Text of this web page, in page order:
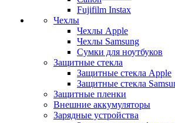
Fujifilm Instax
Чехлы
Чехлы Apple
Чехлы Samsung
Сумки для ноутбуков
Защитные стекла
Защитные стекла Apple
Защитные стекла
Защитные пленки
Внешние аккумуляторы
Зарядные устройства